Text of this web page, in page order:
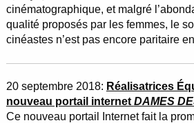
cinématographique, et malgré
qualité proposés par les femmes, le
cinéastes n’est pas encore paritaire
20 septembre 2018: Réalisatrices
nouveau portail internet DAMES
Ce nouveau portail Internet fait la